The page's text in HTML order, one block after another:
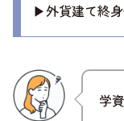
▶外貨建て終
学